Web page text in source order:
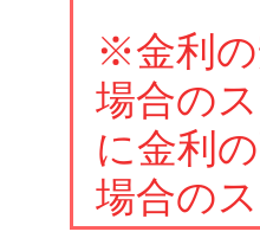
※金利の
場合の
に金利
場合の